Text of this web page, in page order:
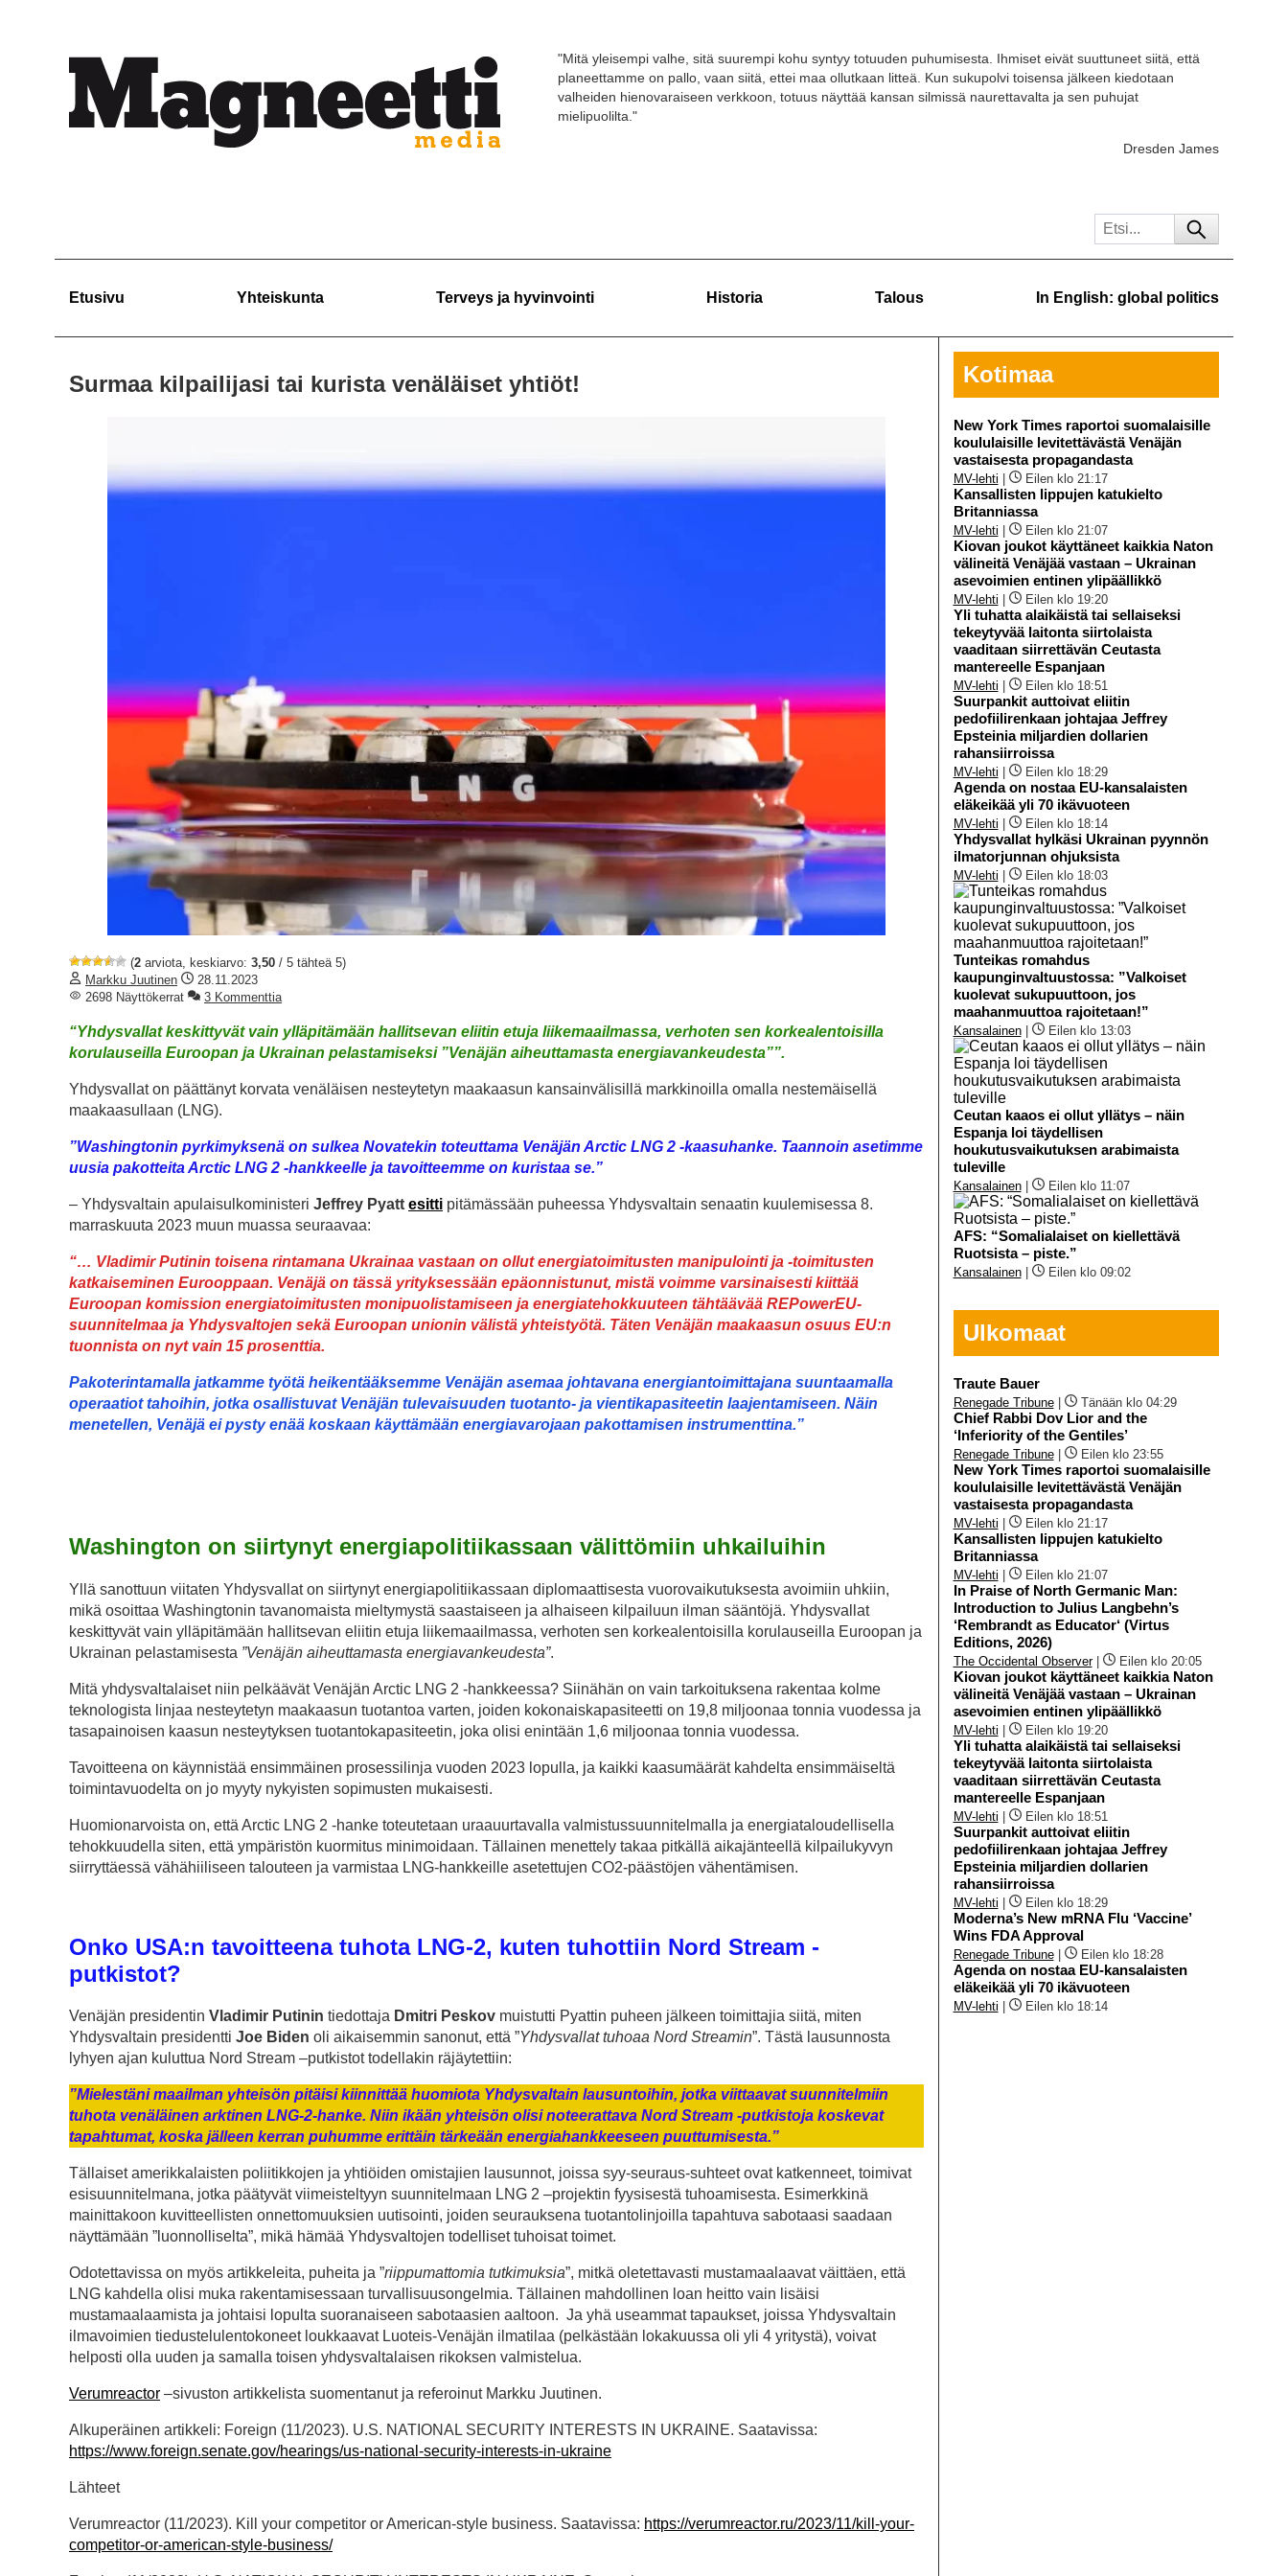
"Mitä yleisempi valhe, sitä suurempi kohu syntyy totuuden puhumisesta. Ihmiset eivät suuttuneet siitä, että
planeettamme on pallo, vaan siitä, ettei maa ollutkaan litteä. Kun sukupolvi toisensa jälkeen kiedotaan
valheiden hienovaraiseen verkkoon, totuus näyttää kansan silmissä naurettavalta ja sen puhujat
mielipuolilta."
Dresden James
Etusivu Yhteiskunta Terveys ja hyvinvointi Historia Talous In English: global politics
Surmaa kilpailijasi tai kurista venäläiset yhtiöt!
(2 arviota, keskiarvo: 3,50 / 5 tähteä 5)
Markku Juutinen
28.11.2023
2698 Näyttökerrat
3 Kommenttia
“Yhdysvallat keskittyvät vain ylläpitämään hallitsevan eliitin etuja liikemaailmassa, verhoten sen korkealentoisilla
korulauseilla Euroopan ja Ukrainan pelastamiseksi ”Venäjän aiheuttamasta energiavankeudesta””.
Yhdysvallat on päättänyt korvata venäläisen nesteytetyn maakaasun kansainvälisillä markkinoilla omalla nestemäisellä
maakaasullaan (LNG).
”Washingtonin pyrkimyksenä on sulkea Novatekin toteuttama Venäjän Arctic LNG 2 -kaasuhanke. Taannoin asetimme
uusia pakotteita Arctic LNG 2 -hankkeelle ja tavoitteemme on kuristaa se.”
– Yhdysvaltain apulaisulkoministeri Jeffrey Pyatt esitti pitämässään puheessa Yhdysvaltain senaatin kuulemisessa 8.
marraskuuta 2023 muun muassa seuraavaa:
“… Vladimir Putinin toisena rintamana Ukrainaa vastaan on ollut energiatoimitusten manipulointi ja -toimitusten
katkaiseminen Eurooppaan. Venäjä on tässä yrityksessään epäonnistunut, mistä voimme varsinaisesti kiittää
Euroopan komission energiatoimitusten monipuolistamiseen ja energiatehokkuuteen tähtäävää REPowerEU-
suunnitelmaa ja Yhdysvaltojen sekä Euroopan unionin välistä yhteistyötä. Täten Venäjän maakaasun osuus EU:n
tuonnista on nyt vain 15 prosenttia.
Pakoterintamalla jatkamme työtä heikentääksemme Venäjän asemaa johtavana energiantoimittajana suuntaamalla
operaatiot tahoihin, jotka osallistuvat Venäjän tulevaisuuden tuotanto- ja vientikapasiteetin laajentamiseen. Näin
menetellen, Venäjä ei pysty enää koskaan käyttämään energiavarojaan pakottamisen instrumenttina.”
Washington on siirtynyt energiapolitiikassaan välittömiin uhkailuihin
Yllä sanottuun viitaten Yhdysvallat on siirtynyt energiapolitiikassaan diplomaattisesta vuorovaikutuksesta avoimiin uhkiin,
mikä osoittaa Washingtonin tavanomaista mieltymystä saastaiseen ja alhaiseen kilpailuun ilman sääntöjä. Yhdysvallat
keskittyvät vain ylläpitämään hallitsevan eliitin etuja liikemaailmassa, verhoten sen korkealentoisilla korulauseilla Euroopan ja
Ukrainan pelastamisesta ”Venäjän aiheuttamasta energiavankeudesta”.
Mitä yhdysvaltalaiset niin pelkäävät Venäjän Arctic LNG 2 -hankkeessa? Siinähän on vain tarkoituksena rakentaa kolme
teknologista linjaa nesteytetyn maakaasun tuotantoa varten, joiden kokonaiskapasiteetti on 19,8 miljoonaa tonnia vuodessa ja
tasapainoisen kaasun nesteytyksen tuotantokapasiteetin, joka olisi enintään 1,6 miljoonaa tonnia vuodessa.
Tavoitteena on käynnistää ensimmäinen prosessilinja vuoden 2023 lopulla, ja kaikki kaasumäärät kahdelta ensimmäiseltä
toimintavuodelta on jo myyty nykyisten sopimusten mukaisesti.
Huomionarvoista on, että Arctic LNG 2 -hanke toteutetaan uraauurtavalla valmistussuunnitelmalla ja energiataloudellisella
tehokkuudella siten, että ympäristön kuormitus minimoidaan. Tällainen menettely takaa pitkällä aikajänteellä kilpailukyvyn
siirryttäessä vähähiiliseen talouteen ja varmistaa LNG-hankkeille asetettujen CO2-päästöjen vähentämisen.
Onko USA:n tavoitteena tuhota LNG-2, kuten tuhottiin Nord Stream -
putkistot?
Venäjän presidentin Vladimir Putinin tiedottaja Dmitri Peskov muistutti Pyattin puheen jälkeen toimittajia siitä, miten
Yhdysvaltain presidentti Joe Biden oli aikaisemmin sanonut, että ”Yhdysvallat tuhoaa Nord Streamin”. Tästä lausunnosta
lyhyen ajan kuluttua Nord Stream –putkistot todellakin räjäytettiin:
”Mielestäni maailman yhteisön pitäisi kiinnittää huomiota Yhdysvaltain lausuntoihin, jotka viittaavat suunnitelmiin
tuhota venäläinen arktinen LNG-2-hanke. Niin ikään yhteisön olisi noteerattava Nord Stream -putkistoja koskevat
tapahtumat, koska jälleen kerran puhumme erittäin tärkeään energiahankkeeseen puuttumisesta.”
Tällaiset amerikkalaisten poliitikkojen ja yhtiöiden omistajien lausunnot, joissa syy-seuraus-suhteet ovat katkenneet, toimivat
esisuunnitelmana, jotka päätyvät viimeisteltyyn suunnitelmaan LNG 2 –projektin fyysisestä tuhoamisesta. Esimerkkinä
mainittakoon kuvitteellisten onnettomuuksien uutisointi, joiden seurauksena tuotantolinjoilla tapahtuva sabotaasi saadaan
näyttämään ”luonnolliselta”, mikä hämää Yhdysvaltojen todelliset tuhoisat toimet.
Odotettavissa on myös artikkeleita, puheita ja ”riippumattomia tutkimuksia”, mitkä oletettavasti mustamaalaavat väittäen, että
LNG kahdella olisi muka rakentamisessaan turvallisuusongelmia. Tällainen mahdollinen loan heitto vain lisäisi
mustamaalaamista ja johtaisi lopulta suoranaiseen sabotaasien aaltoon. Ja yhä useammat tapaukset, joissa Yhdysvaltain
ilmavoimien tiedustelulentokoneet loukkaavat Luoteis-Venäjän ilmatilaa (pelkästään lokakuussa oli yli 4 yritystä), voivat
helposti olla uuden ja samalla toisen yhdysvaltalaisen rikoksen valmistelua.
Verumreactor –sivuston artikkelista suomentanut ja referoinut Markku Juutinen.
Alkuperäinen artikkeli: Foreign (11/2023). U.S. NATIONAL SECURITY INTERESTS IN UKRAINE. Saatavissa:
https://www.foreign.senate.gov/hearings/us-national-security-interests-in-ukraine
Lähteet
Verumreactor (11/2023). Kill your competitor or American-style business. Saatavissa: https://verumreactor.ru/2023/11/kill-your-
competitor-or-american-style-business/
Kotimaa
New York Times raportoi suomalaisille
koululaisille levitettävästä Venäjän
vastaisesta propagandasta
MV-lehti Eilen klo 21:17
Kansallisten lippujen katukielto
Britanniassa
MV-lehti Eilen klo 21:07
Kiovan joukot käyttäneet kaikkia Naton
välineitä Venäjää vastaan – Ukrainan
asevoimien entinen ylipäällikkö
MV-lehti Eilen klo 19:20
Yli tuhatta alaikäistä tai sellaiseksi
tekeytyvää laitonta siirtolaista
vaaditaan siirrettävän Ceutasta
mantereelle Espanjaan
MV-lehti Eilen klo 18:51
Suurpankit auttoivat eliitin
pedofiilirenkaan johtajaa Jeffrey
Epsteinia miljardien dollarien
rahansiirroissa
MV-lehti Eilen klo 18:29
Agenda on nostaa EU-kansalaisten
eläkeikää yli 70 ikävuoteen
MV-lehti Eilen klo 18:14
Yhdysvallat hylkäsi Ukrainan pyynnön
ilmatorjunnan ohjuksista
MV-lehti Eilen klo 18:03
Tunteikas romahdus
kaupunginvaltuustossa: ”Valkoiset
kuolevat sukupuuttoon, jos
maahanmuuttoa rajoitetaan!”
Kansalainen| Eilen klo 13:03
Ceutan kaaos ei ollut yllätys – näin
Espanja loi täydellisen
houkutusvaikutuksen arabimaista
tuleville
Kansalainen| Eilen klo 11:07
AFS: “Somalialaiset on kiellettävä
Ruotsista – piste.”
Kansalainen| Eilen klo 09:02
Ulkomaat
Traute Bauer
Renegade Tribune| Tänään klo 04:29
Chief Rabbi Dov Lior and the
‘Inferiority of the Gentiles’
Renegade Tribune| Eilen klo 23:55
New York Times raportoi suomalaisille
koululaisille levitettävästä Venäjän
vastaisesta propagandasta
MV-lehti Eilen klo 21:17
Kansallisten lippujen katukielto
Britanniassa
MV-lehti Eilen klo 21:07
In Praise of North Germanic Man:
Introduction to Julius Langbehn’s
‘Rembrandt as Educator‘ (Virtus
Editions, 2026)
The Occidental Observer| Eilen klo 20:05
Kiovan joukot käyttäneet kaikkia Naton
välineitä Venäjää vastaan – Ukrainan
asevoimien entinen ylipäällikkö
MV-lehti Eilen klo 19:20
Yli tuhatta alaikäistä tai sellaiseksi
tekeytyvää laitonta siirtolaista
vaaditaan siirrettävän Ceutasta
mantereelle Espanjaan
MV-lehti Eilen klo 18:51
Suurpankit auttoivat eliitin
pedofiilirenkaan johtajaa Jeffrey
Epsteinia miljardien dollarien
rahansiirroissa
MV-lehti Eilen klo 18:29
Moderna’s New mRNA Flu ‘Vaccine’
Wins FDA Approval
Renegade Tribune| Eilen klo 18:28
Agenda on nostaa EU-kansalaisten
eläkeikää yli 70 ikävuoteen
MV-lehti Eilen klo 18:14